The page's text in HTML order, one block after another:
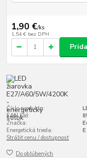
1,90 €/ks
1,54 € bez DPH
Číslo produktu:
EAN kód:
Značka:
Energetická trieda:
E
Strážiť cenu / dostupnosť
Do obľúbených